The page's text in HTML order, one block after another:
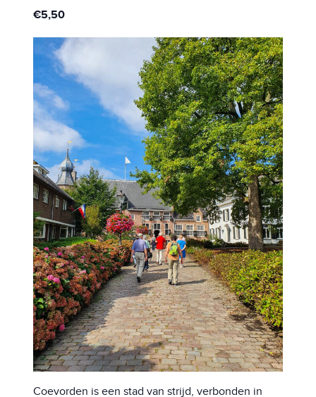
€5,50
Coevorden is een stad van strijd, verbonden in